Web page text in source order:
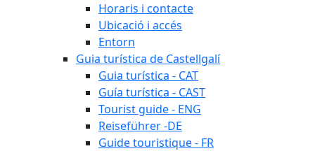
Horaris i contacte
Ubicació i accés
Entorn
Guia turística de Castellgalí
Guia turística - CAT
Guía turística - CAST
Tourist guide - ENG
Reiseführer -DE
Guide touristique - FR